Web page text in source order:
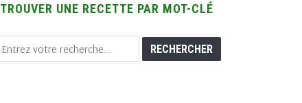
TROUVER UNE RECETTE PAR MOT-CLÉ